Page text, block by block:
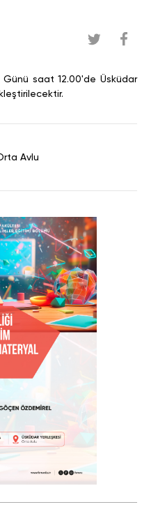
saat 12.00'de Üsküdar
Avlu